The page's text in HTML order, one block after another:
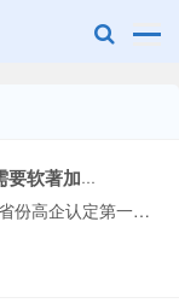
2025下半年高企认定，需要软著加分的看过来！
2025年进入下半场，大多省份高企认定第一批申报已经截止，进入第二批或第三批申报阶段！要申报高企认定的企业，建议提前准备好材料。高企认定对企业的自主知···